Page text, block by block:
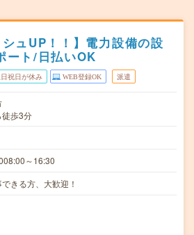
シュUP！！】電力設備の設
ート/日払いOK
日祝日が休み WEB登録OK 派遣
歩3分
～16:30
きる方、大歓迎！